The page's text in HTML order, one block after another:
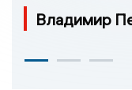
Владимир